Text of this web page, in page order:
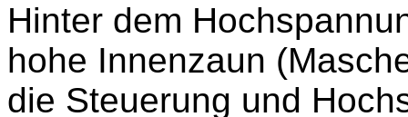
Hinter dem
hohe Innenzaun
die Steuerung und